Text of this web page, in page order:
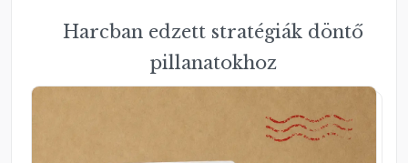
Harcban edzett stratégiák döntő
pillanatokhoz